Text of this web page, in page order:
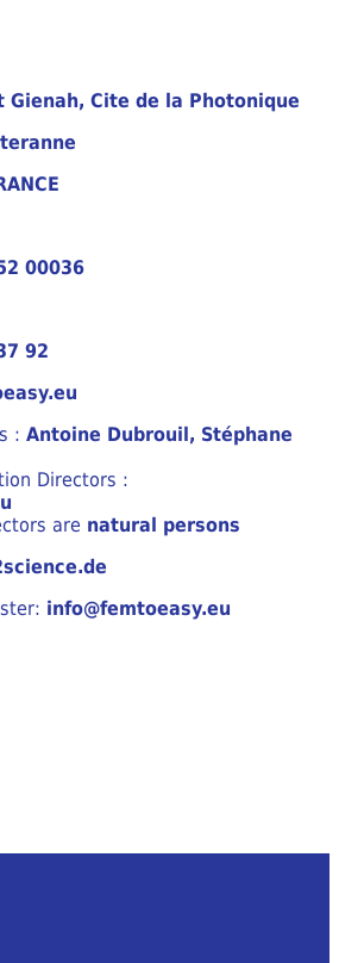
Gienah, Cite de la Photonique
00036
92
: Antoine Dubrouil, Stéphane
Directors :
are natural persons
info@femtoeasy.eu